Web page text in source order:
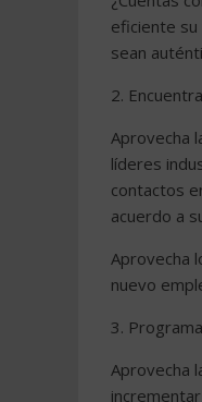
eficiente su
sean
2.
Aprovecha
líderes
contactos
acuerdo a
Aprovecha
nuevo
3.
Aprovecha